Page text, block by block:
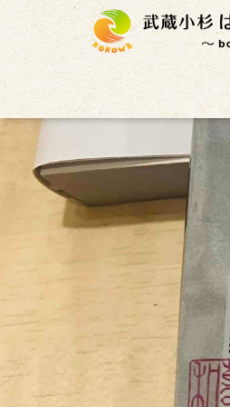
武蔵小杉徒歩4分の鍼